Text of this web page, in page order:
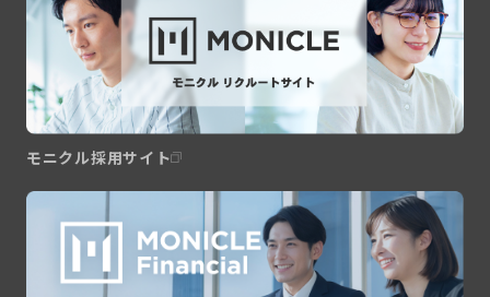
モニクル採用サイト